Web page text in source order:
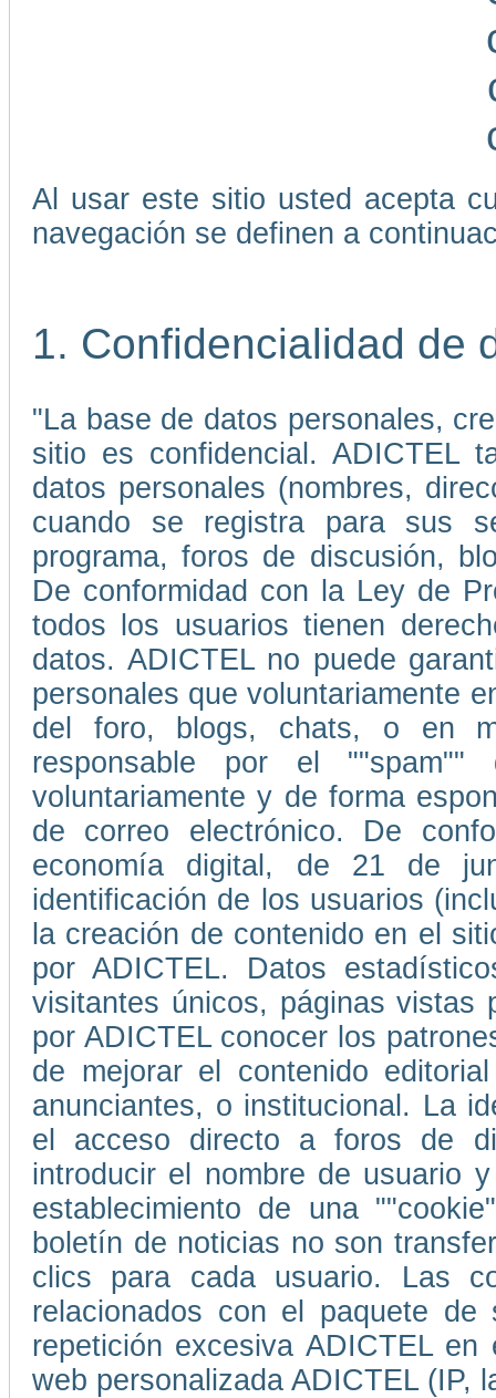
Al usar este sitio usted acepta
navegación se definen a
1. Confidencialidad de
"La base de datos personales,
sitio es confidencial. ADICTEL
datos personales (nombres,
cuando se registra para sus
programa, foros de discusión,
De conformidad con la Ley de
todos los usuarios tienen
datos. ADICTEL no puede
personales que voluntariamente
del foro, blogs, chats, o en
responsable por el
voluntariamente y de forma
de correo electrónico. De
economía digital, de 21 de
identificación de los usuarios
la creación de contenido en el
por ADICTEL. Datos
visitantes únicos, páginas vistas
por ADICTEL conocer los
de mejorar el contenido
anunciantes, o institucional. La
el acceso directo a foros de
introducir el nombre de usuario
establecimiento de una
boletín de noticias no son
clics para cada usuario. Las
relacionados con el paquete
repetición excesiva ADICTEL
web personalizada ADICTEL (IP,